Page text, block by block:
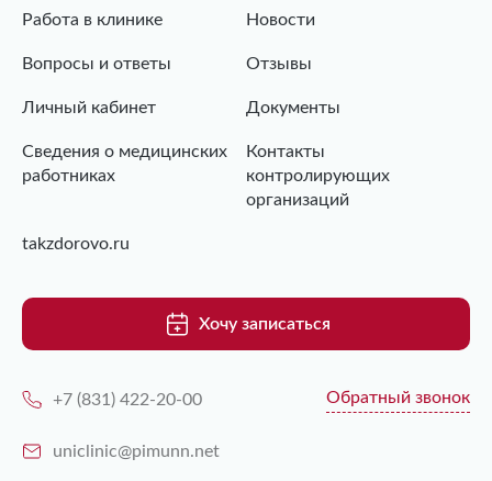
Работа в клинике Новости
Вопросы и ответы Отзывы
Личный кабинет Документы
Сведения о медицинских
работниках
Контакты
контролирующих
организаций
takzdorovo.ru
Хочу записаться
+7 (831) 422-20-00 Обратный звонок
uniclinic@pimunn.net